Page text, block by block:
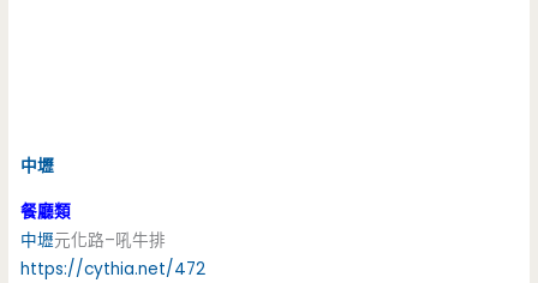
中壢
餐廳類
中壢元化路–吼牛排
https://cythia.net/472